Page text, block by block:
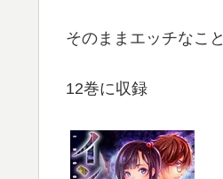
そのままエッチなこ
12巻に収録